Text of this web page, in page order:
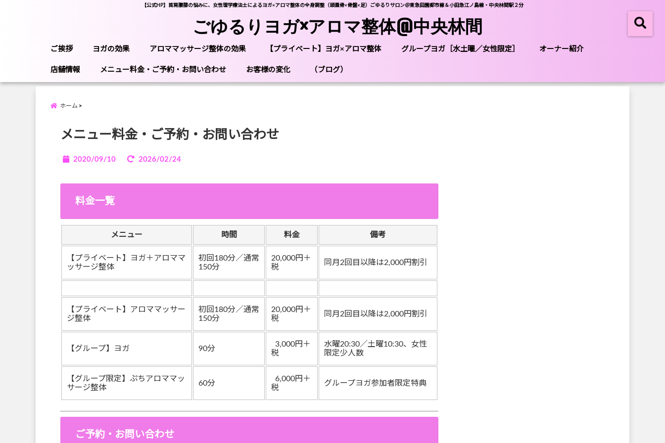
【公式HP】首肩腰膝の悩みに、女性理学療法士によるヨガ×アロマ整体の全身調整（頭蓋骨×骨盤×足）ごゆるりサロン＠東急田園都市線＆小田急江ノ島線・中央林間駅２分
ごゆるりヨガ×アロマ整体@中央林間
ご挨拶 ヨガの効果 アロママッサージ整体の効果 【プライベート】ヨガ×アロマ整体 グループヨガ［水土曜／女性限定］ オーナー紹介
店舗情報 メニュー料金・ご予約・お問い合わせ お客様の変化 （ブログ）
ホーム
メニュー料金・ご予約・お問い合わせ
2020/09/10 2026/02/24
料金一覧
メニュー 時間 料金 備考
【プライベート】ヨガ＋アロママ
ッサージ整体
初回180分／通常
150分
20,000円＋
税
同月2回目以降は2,000円割引
【プライベート】アロママッサー
ジ整体
初回180分／通常
150分
20,000円＋
税
同月2回目以降は2,000円割引
【グループ】ヨガ 90分
3,000円＋
税
水曜20:30／土曜10:30、女性
限定少人数
【グループ限定】ぷちアロママッ
サージ整体
60分
6,000円＋
税
グループヨガ参加者限定特典
ご予約・お問い合わせ